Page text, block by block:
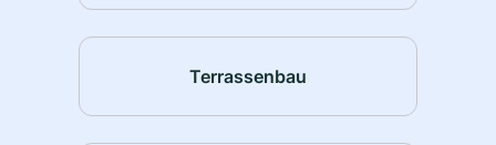
Terrassenbau